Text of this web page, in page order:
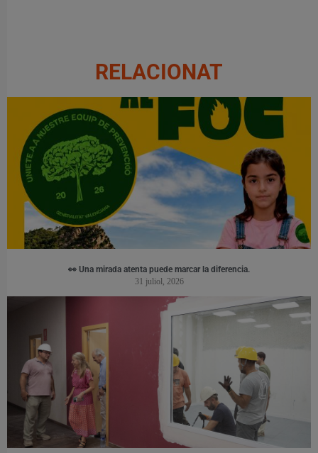
RELACIONAT
👀 Una mirada atenta puede marcar la diferencia.
31 juliol, 2026